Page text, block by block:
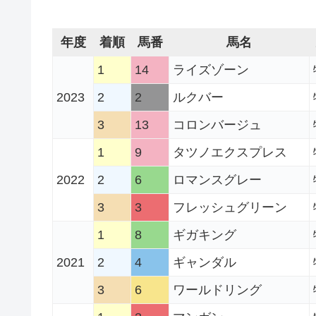
年度 着順 馬番 馬名
2023
1 14 ライズゾーン
2
2 ルクバー
3
13 コロンバージュ
2022
1 9 タツノエクスプレス
2
6 ロマンスグレー
3
3 フレッシュグリーン
2021
1 8 ギガキング
2
4 ギャンダル
3
6 ワールドリング